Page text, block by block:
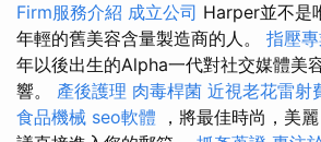
Firm服務介紹 成立公司 Harper並不是
年輕的舊美容含量製造商的人。 指壓
年以後出生的Alpha一代對社交媒體美
響。 產後護理 肉毒桿菌 近視老花雷射
食品機械 seo軟體 ，將最佳時尚，美